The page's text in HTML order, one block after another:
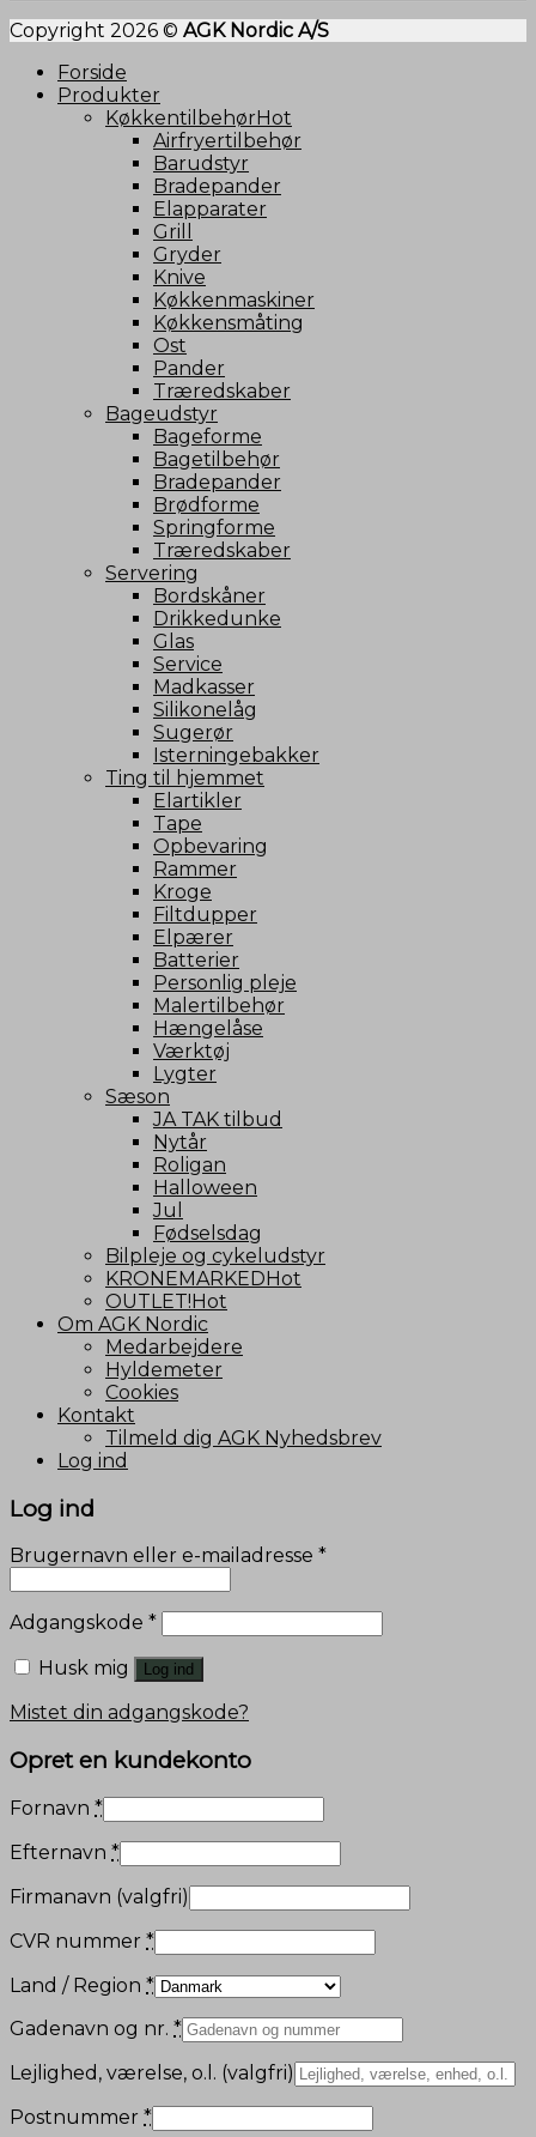
Copyright 2026 © AGK Nordic A/S
Forside
Produkter
Køkkentilbehør
Airfryertilbehør
Barudstyr
Bradepander
Elapparater
Grill
Gryder
Knive
Køkkenmaskiner
Køkkensmåting
Ost
Pander
Træredskaber
Bageudstyr
Bageforme
Bagetilbehør
Bradepander
Brødforme
Springforme
Træredskaber
Servering
Bordskåner
Drikkedunke
Glas
Service
Madkasser
Silikonelåg
Sugerør
Isterningebakker
Ting til hjemmet
Elartikler
Tape
Opbevaring
Rammer
Kroge
Filtdupper
Elpærer
Batterier
Personlig pleje
Malertilbehør
Hængelåse
Værktøj
Lygter
Sæson
JA TAK tilbud
Nytår
Roligan
Halloween
Jul
Fødselsdag
Bilpleje og cykeludstyr
KRONEMARKED
OUTLET!
Om AGK Nordic
Medarbejdere
Hyldemeter
Cookies
Kontakt
Tilmeld dig AGK Nyhedsbrev
Log ind
Log ind
Brugernavn eller e-mailadresse *
Adgangskode *
Husk mig
Log ind
Mistet din adgangskode?
Opret en kundekonto
Fornavn *
Efternavn *
Firmanavn (valgfri)
CVR nummer *
Land / Region *
Gadenavn og nr. *
Lejlighed, værelse, o.l. (valgfri)
Postnummer *